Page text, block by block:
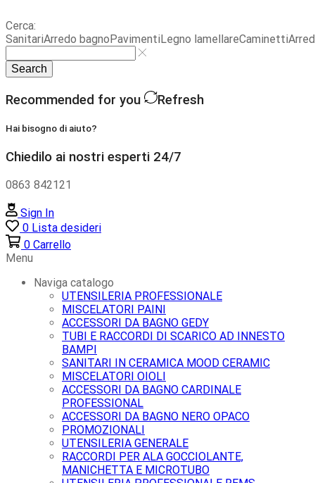
Cerca:
SanitariArredo bagnoPavimentiLegno lamellareCaminetti
Search
Recommended for you Refresh
Hai bisogno di aiuto?
Chiedilo ai nostri esperti 24/7
0863 842121
Sign In
0 Lista desideri
0 Carrello
Menu
Naviga catalogo
UTENSILERIA PROFESSIONALE
MISCELATORI PAINI
ACCESSORI DA BAGNO GEDY
TUBI E RACCORDI DI SCARICO AD INNESTO
BAMPI
SANITARI IN CERAMICA MOOD CERAMIC
MISCELATORI OIOLI
ACCESSORI DA BAGNO CARDINALE
PROFESSIONAL
ACCESSORI DA BAGNO NERO OPACO
PROMOZIONALI
UTENSILERIA GENERALE
RACCORDI PER ALA GOCCIOLANTE,
MANICHETTA E MICROTUBO